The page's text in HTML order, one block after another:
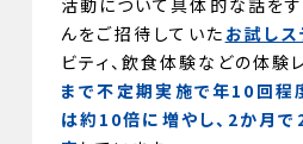
んをご招待していた お試しス
ビティ、飲食体験などの体験
まで不定期実施で年10回程
は約10倍に増やし、2か月